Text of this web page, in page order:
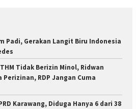
Padi, Gerakan Langit Biru Indonesia
Tidak Berizin Minol, Ridwan
RDP Jangan Cuma
Karawang, Diduga Hanya 6 dari 38